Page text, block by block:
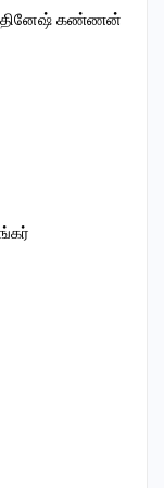
| தினேஷ் கண்ணன்